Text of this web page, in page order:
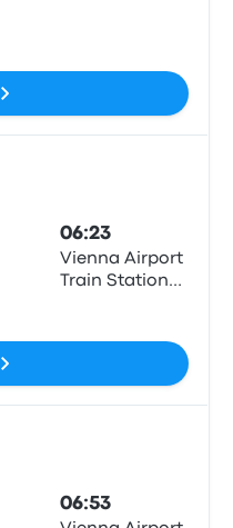
06:23
Vienna Airport
Train Station
06:53